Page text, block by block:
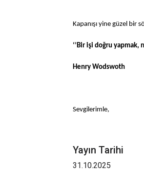
Kapanışı yine güzel bir
‘’Bir işi doğru yapmak,
Henry Wodswoth
Sevgilerimle,
Yayın Tarihi
31.10.2025